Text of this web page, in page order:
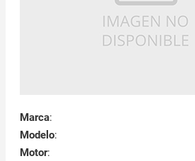
Marca:
Modelo:
Motor: